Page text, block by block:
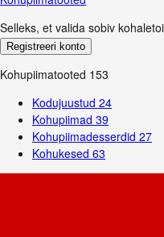
Selleks, et valida sobiv
Registreeri konto
Kohupiimatooted 153
Kodujuustud 24
Kohupiimad 39
Kohupiimadesserdid 27
Kohukesed 63